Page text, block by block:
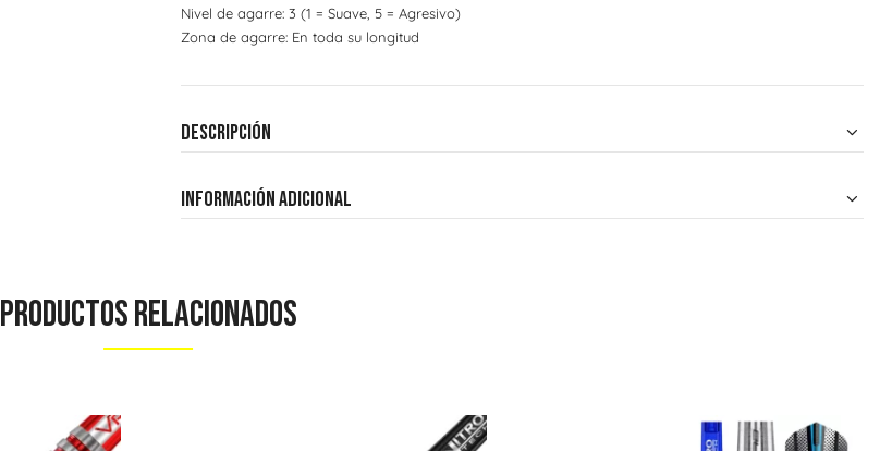
Nivel de agarre: 3 (1 = Suave, 5 = Agresivo)
Zona de agarre: En toda su longitud
Descripción
Información adicional
Productos Relacionados